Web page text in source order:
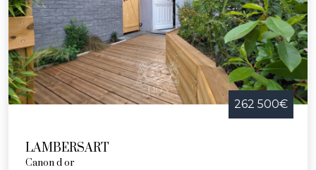
262 500€
LAMBERSART
Canon d or